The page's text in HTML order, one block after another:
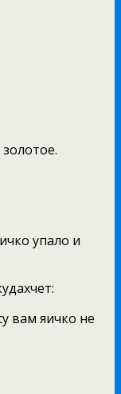
упало и
вам яичко не